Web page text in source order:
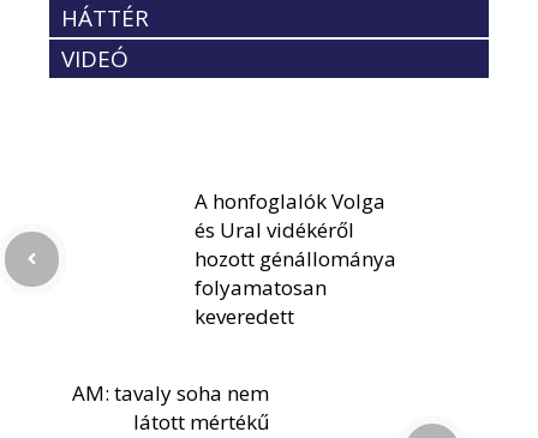
HÁTTÉR
VIDEÓ
A honfoglalók Volga
és Ural vidékéről
hozott génállománya
folyamatosan
keveredett
AM: tavaly soha nem
látott mértékű